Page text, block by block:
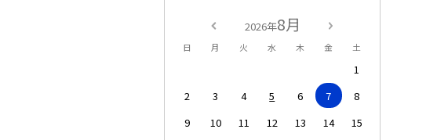
2026年8月
日 月 火 水 木 金 土
1
2
3 4 5 6 7
8
9
10 11 12 13 14
15